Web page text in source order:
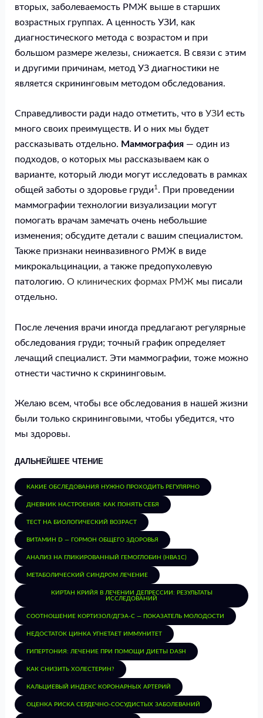
вторых, заболеваемость РМЖ выше в старших
возрастных группах. А ценность УЗИ, как
диагностического метода с возрастом и при
большом размере железы, снижается. В связи с этим
и другими причинам, метод УЗ диагностики не
является скрининговым методом обследования.
Справедливости ради надо отметить, что в УЗИ есть
много своих преимуществ. И о них мы будет
рассказывать отдельно. Маммография— один из
подходов, о которых мы рассказываем как о
варианте, который люди могут исследовать в рамках
общей заботы о здоровье груди1 . При проведении
маммографии технологии визуализации могут
помогать врачам замечать очень небольшие
изменения; обсудите детали с вашим специалистом.
Также признаки неинвазивного РМЖ в виде
микрокальцинации, а также предопухолевую
патологию. О клинических формах РМЖ мы писали
отдельно.
После лечения врачи иногда предлагают регулярные
обследования груди; точный график определяет
лечащий специалист. Эти маммографии, тоже можно
отнести частично к скрининговым.
Желаю всем, чтобы все обследования в нашей жизни
были только скрининговыми, чтобы убедится, что
мы здоровы.
ДАЛЬНЕЙШЕЕ ЧТЕНИЕ
КАКИЕ ОБСЛЕДОВАНИЯ НУЖНО ПРОХОДИТЬ РЕГУЛЯРНО
ДНЕВНИК НАСТРОЕНИЯ: КАК ПОНЯТЬ СЕБЯ
ТЕСТ НА БИОЛОГИЧЕСКИЙ ВОЗРАСТ
ВИТАМИН D — ГОРМОН ОБЩЕГО ЗДОРОВЬЯ
АНАЛИЗ НА ГЛИКИРОВАННЫЙ ГЕМОГЛОБИН (HBA1C)
МЕТАБОЛИЧЕСКИЙ СИНДРОМ ЛЕЧЕНИЕ
КИРТАН КРИЙЯ В ЛЕЧЕНИИ ДЕПРЕССИИ: РЕЗУЛЬТАТЫ
ИССЛЕДОВАНИЙ
СООТНОШЕНИЕ КОРТИЗОЛ/ДГЭА-С — ПОКАЗАТЕЛЬ МОЛОДОСТИ
НЕДОСТАТОК ЦИНКА УГНЕТАЕТ ИММУНИТЕТ
ГИПЕРТОНИЯ: ЛЕЧЕНИЕ ПРИ ПОМОЩИ ДИЕТЫ DASH
КАК СНИЗИТЬ ХОЛЕСТЕРИН?
КАЛЬЦИЕВЫЙ ИНДЕКС КОРОНАРНЫХ АРТЕРИЙ
ОЦЕНКА РИСКА СЕРДЕЧНО-СОСУДИСТЫХ ЗАБОЛЕВАНИЙ